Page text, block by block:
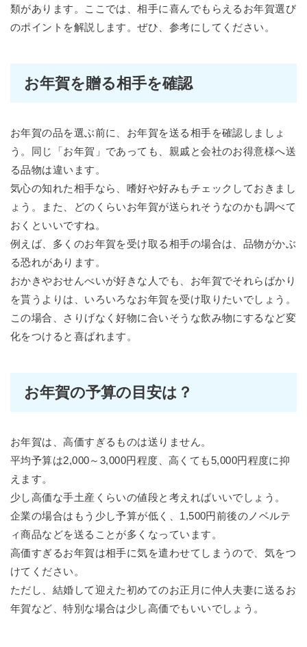
類があります。ここでは、相手に喜んでもらえるお年賀選び
のポイントを解説します。ぜひ、参考にしてください。
お年賀を贈る相手を確認
お年賀の品を選ぶ前に、お年賀を送る相手を確認しましょ
う。同じ「お年賀」であっても、親戚と会社のお得意様へ送
る品物は違います。
気心の知れた相手なら、嗜好や好みもチェックしておきまし
ょう。また、どのくらいお年賀が送られそうなのかも調べて
おくといいですね。
例えば、多くのお年賀を受け取る相手の場合は、品物がかぶ
る恐れがあります。
おかきやおせんべいが好きな人でも、お年賀でそれらばかり
を貰うよりは、いろいろなお年賀を受け取りたいでしょう。
この場合、さりげなく好物に合いそうな飲み物にするなど変
化をつけると喜ばれます。
お年賀の予算の目安は？
お年賀は、高価すぎるものは送りません。
平均予算は2,000～3,000円程度、高くても5,000円程度に抑
えます。
少し高価な手土産くらいの値段と考えればいいでしょう。
企業の場合はもう少し予算が低く、1,500円前後のノベルテ
ィ商品などを送ることが多くなっています。
高価すぎるお年賀は相手に気を遣わせてしまうので、気をつ
けてください。
ただし、結婚して迎えた初めてのお正月に仲人夫妻に送るお
年賀など、特別な場合は少し高価でもいいでしょう。